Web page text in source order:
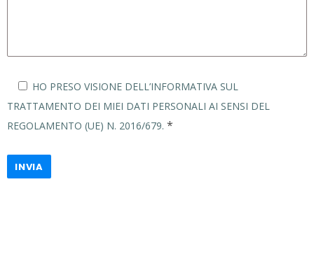
HO PRESO VISIONE DELL’INFORMATIVA SUL
TRATTAMENTO DEI MIEI DATI PERSONALI AI SENSI DEL
REGOLAMENTO (UE) N. 2016/679. *